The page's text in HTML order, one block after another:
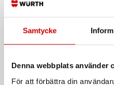
Samtycke
Denna webbplats använder
För att förbättra din